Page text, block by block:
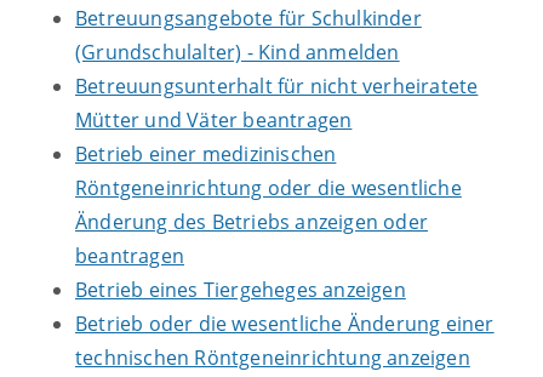
Betreuungsangebote für Schulkinder
(Grundschulalter) - Kind anmelden
Betreuungsunterhalt für nicht verheiratete
Mütter und Väter beantragen
Betrieb einer medizinischen
Röntgeneinrichtung oder die wesentliche
Änderung des Betriebs anzeigen oder
beantragen
Betrieb eines Tiergeheges anzeigen
Betrieb oder die wesentliche Änderung einer
technischen Röntgeneinrichtung anzeigen